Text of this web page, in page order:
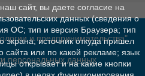
и предпринимательства"
персональных данных
сайт, вы даете согласие на
данных (сведения о
ОС; тип и версия Браузера; тип
экрана; источник откуда пришел
сайта или по какой рекламе; язык
открывает и на какие кнопки